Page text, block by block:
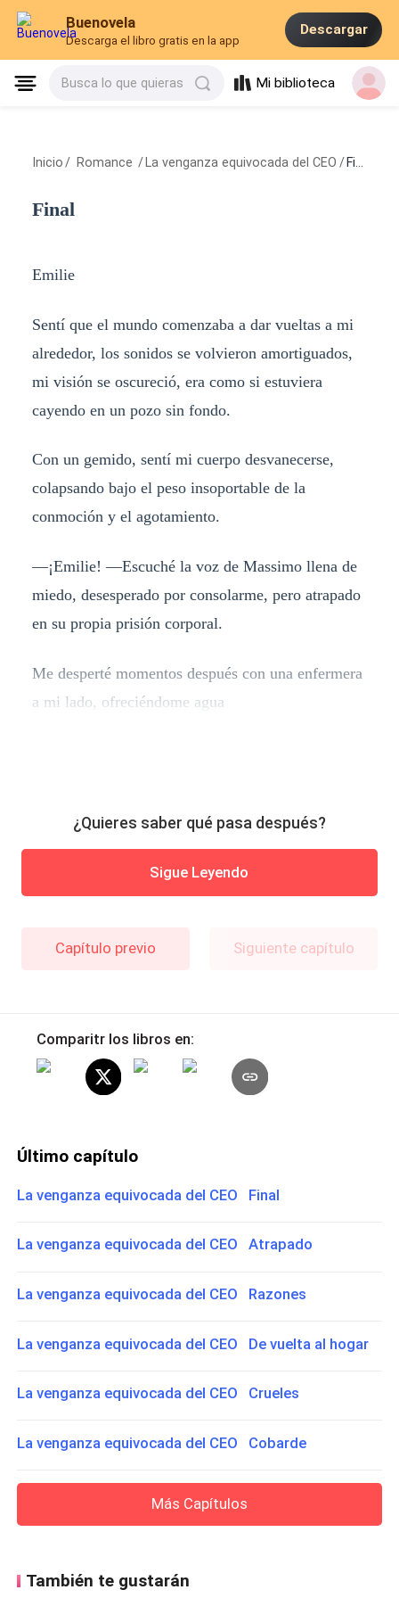
Buenovela
Descarga el libro gratis en la app
Descargar
Busca lo que quieras Mi biblioteca
Inicio / Romance / La venganza equivocada del CEO / Final
Final
Emilie
Sentí que el mundo comenzaba a dar vueltas a mi
alrededor, los sonidos se volvieron amortiguados,
mi visión se oscureció, era como si estuviera
cayendo en un pozo sin fondo.
Con un gemido, sentí mi cuerpo desvanecerse,
colapsando bajo el peso insoportable de la
conmoción y el agotamiento.
—¡Emilie! —Escuché la voz de Massimo llena de
miedo, desesperado por consolarme, pero atrapado
en su propia prisión corporal.
Me desperté momentos después con una enfermera
a mi lado, ofreciéndome agua
¿Quieres saber qué pasa después?
Sigue Leyendo
Capítulo previo Siguiente capítulo
Comparitr los libros en:
Último capítulo
La venganza equivocada del CEO Final
La venganza equivocada del CEO Atrapado
La venganza equivocada del CEO Razones
La venganza equivocada del CEO De vuelta al hogar
La venganza equivocada del CEO Crueles
La venganza equivocada del CEO Cobarde
Más Capítulos
También te gustarán